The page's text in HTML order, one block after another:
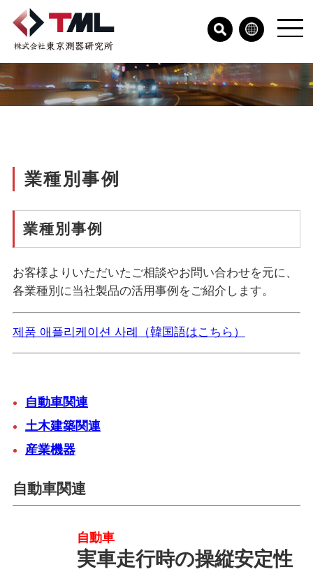
業種別事例
業種別事例
お客様よりいただいたご相談やお問い合わせを元に、
各業種別に当社製品の活用事例をご紹介します。
제품 애플리케이션 사례（韓国語はこちら）
自動車関連
土木建築関連
産業機器
自動車関連
自動車
実車走行時の操縦安定性